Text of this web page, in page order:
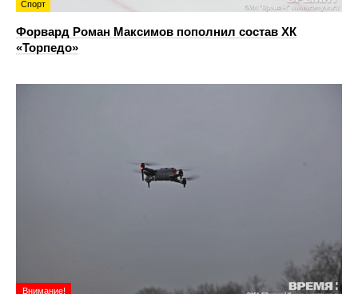
Спорт
Форвард Роман Максимов пополнил состав ХК
«Торпедо»
Внимание!